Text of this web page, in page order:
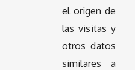
el origen de
las visitas y
otros datos
similares a